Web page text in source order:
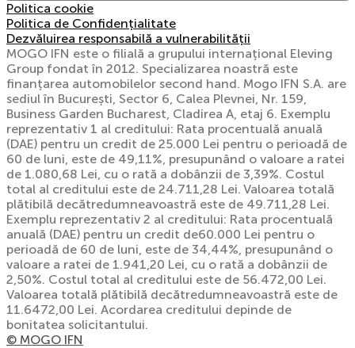
Politica cookie
Politica de Confidențialitate
Dezvăluirea responsabilă a vulnerabilității
MOGO IFN este o filială a grupului internațional Eleving
Group fondat în 2012. Specializarea noastră este
finanțarea automobilelor second hand. Mogo IFN S.A. are
sediul în București, Sector 6, Calea Plevnei, Nr. 159,
Business Garden Bucharest, Cladirea A, etaj 6. Exemplu
reprezentativ 1 al creditului: Rata procentuală anuală
(DAE) pentru un credit de 25.000 Lei pentru o perioadă de
60 de luni, este de 49,11%, presupunând o valoare a ratei
de 1.080,68 Lei, cu o rată a dobânzii de 3,39%. Costul
total al creditului este de 24.711,28 Lei. Valoarea totală
plătibilă decătredumneavoastră este de 49.711,28 Lei.
Exemplu reprezentativ 2 al creditului: Rata procentuală
anuală (DAE) pentru un credit de60.000 Lei pentru o
perioadă de 60 de luni, este de 34,44%, presupunând o
valoare a ratei de 1.941,20 Lei, cu o rată a dobânzii de
2,50%. Costul total al creditului este de 56.472,00 Lei.
Valoarea totală plătibilă decătredumneavoastră este de
11.6472,00 Lei. Acordarea creditului depinde de
bonitatea solicitantului.
© MOGO IFN